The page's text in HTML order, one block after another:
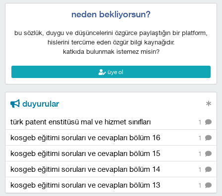
neden bekliyorsun?
bu sözlük, duygu ve düşüncelerini özgürce paylaştığın bir platform,
hislerini tercüme eden özgür bilgi kaynağıdır.
katkıda bulunmak istemez misin?
üye ol
duyurular
1
türk patent enstitüsü mal ve hizmet sınıfları
1
kosgeb eğitimi soruları ve cevapları bölüm 16
1
kosgeb eğitimi soruları ve cevapları bölüm 15
1
kosgeb eğitimi soruları ve cevapları bölüm 14
1
kosgeb eğitimi soruları ve cevapları bölüm 13